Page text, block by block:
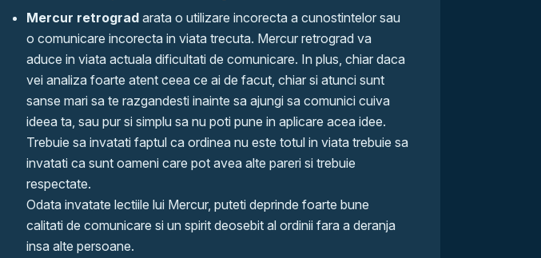
Mercur retrograd arata o utilizare incorecta a cunostintelor sau
o comunicare incorecta in viata trecuta. Mercur retrograd va
aduce in viata actuala dificultati de comunicare. In plus, chiar daca
vei analiza foarte atent ceea ce ai de facut, chiar si atunci sunt
sanse mari sa te razgandesti inainte sa ajungi sa comunici cuiva
ideea ta, sau pur si simplu sa nu poti pune in aplicare acea idee.
Trebuie sa invatati faptul ca ordinea nu este totul in viata trebuie sa
invatati ca sunt oameni care pot avea alte pareri si trebuie
respectate.
Odata invatate lectiile lui Mercur, puteti deprinde foarte bune
calitati de comunicare si un spirit deosebit al ordinii fara a deranja
insa alte persoane.